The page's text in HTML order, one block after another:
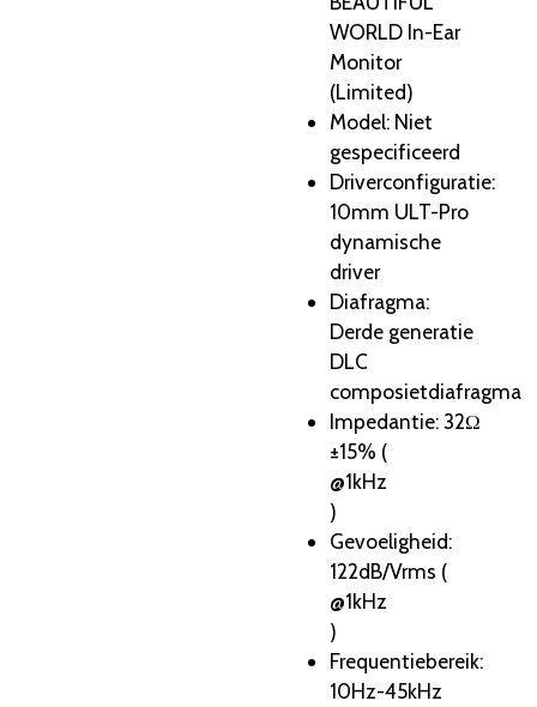
WORLD In-Ear
Monitor
(Limited)
Model: Niet
gespecificeerd
Driverconfiguratie:
10mm ULT-Pro
dynamische
driver
Diafragma:
Derde generatie
DLC
composietdiafragma
Impedantie: 32Ω
±15% (
@1kHz
)
Gevoeligheid:
122dB/Vrms (
@1kHz
)
Frequentiebereik:
10Hz-45kHz